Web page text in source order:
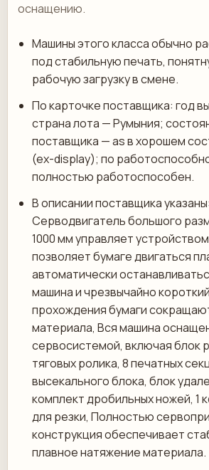
оснащению.
Машины этого класса обычно
под стабильную печать,
рабочую загрузку в смене.
По карточке поставщика: год
страна лота — Румыния;
поставщика — as в хорошем
(ex-display); по
полностью работоспособен.
В описании поставщика указаны:
Серводвигатель большого
1000 мм управляет
позволяет бумаге двигаться
автоматически
машина и чрезвычайно
прохождения бумаги
материала, Вся машина
сервосистемой, включая блок
тяговых ролика, 8 печатных
высекального блока, блок
комплект дробильных ножей, 1
для резки, Полностью
конструкция обеспечивает
плавное натяжение материала.